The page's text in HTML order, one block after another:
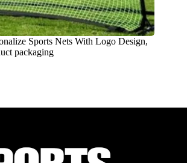
Sports Nets With Logo Design,
packaging